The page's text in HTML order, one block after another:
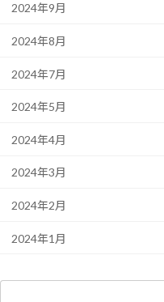
2024年9月
2024年8月
2024年7月
2024年5月
2024年4月
2024年3月
2024年2月
2024年1月